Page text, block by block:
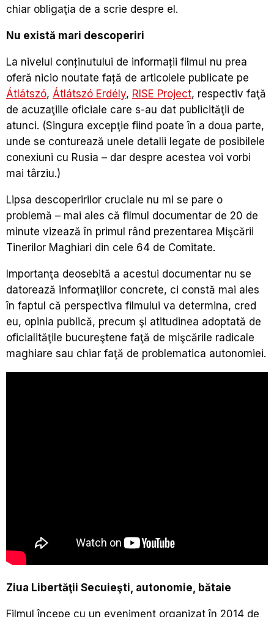
chiar obligaţia de a scrie despre el.
Nu există mari descoperiri
La nivelul conţinutului de informaţii filmul nu prea
oferă nicio noutate faţă de articolele publicate pe
Átlátszó, Átlátszó Erdély, RISE Project, respectiv faţă
de acuzaţiile oficiale care s-au dat publicităţii de
atunci. (Singura excepţie fiind poate în a doua parte,
unde se conturează unele detalii legate de posibilele
conexiuni cu Rusia – dar despre acestea voi vorbi
mai târziu.)
Lipsa descoperirilor cruciale nu mi se pare o
problemă – mai ales că filmul documentar de 20 de
minute vizează în primul rând prezentarea Mişcării
Tinerilor Maghiari din cele 64 de Comitate.
Importanţa deosebită a acestui documentar nu se
datorează informaţiilor concrete, ci constă mai ales
în faptul că perspectiva filmului va determina, cred
eu, opinia publică, precum şi atitudinea adoptată de
oficialităţile bucureştene faţă de mişcările radicale
maghiare sau chiar faţă de problematica autonomiei.
Ziua Libertăţii Secuieşti, autonomie, bătaie
Filmul începe cu un eveniment organizat în 2014 de